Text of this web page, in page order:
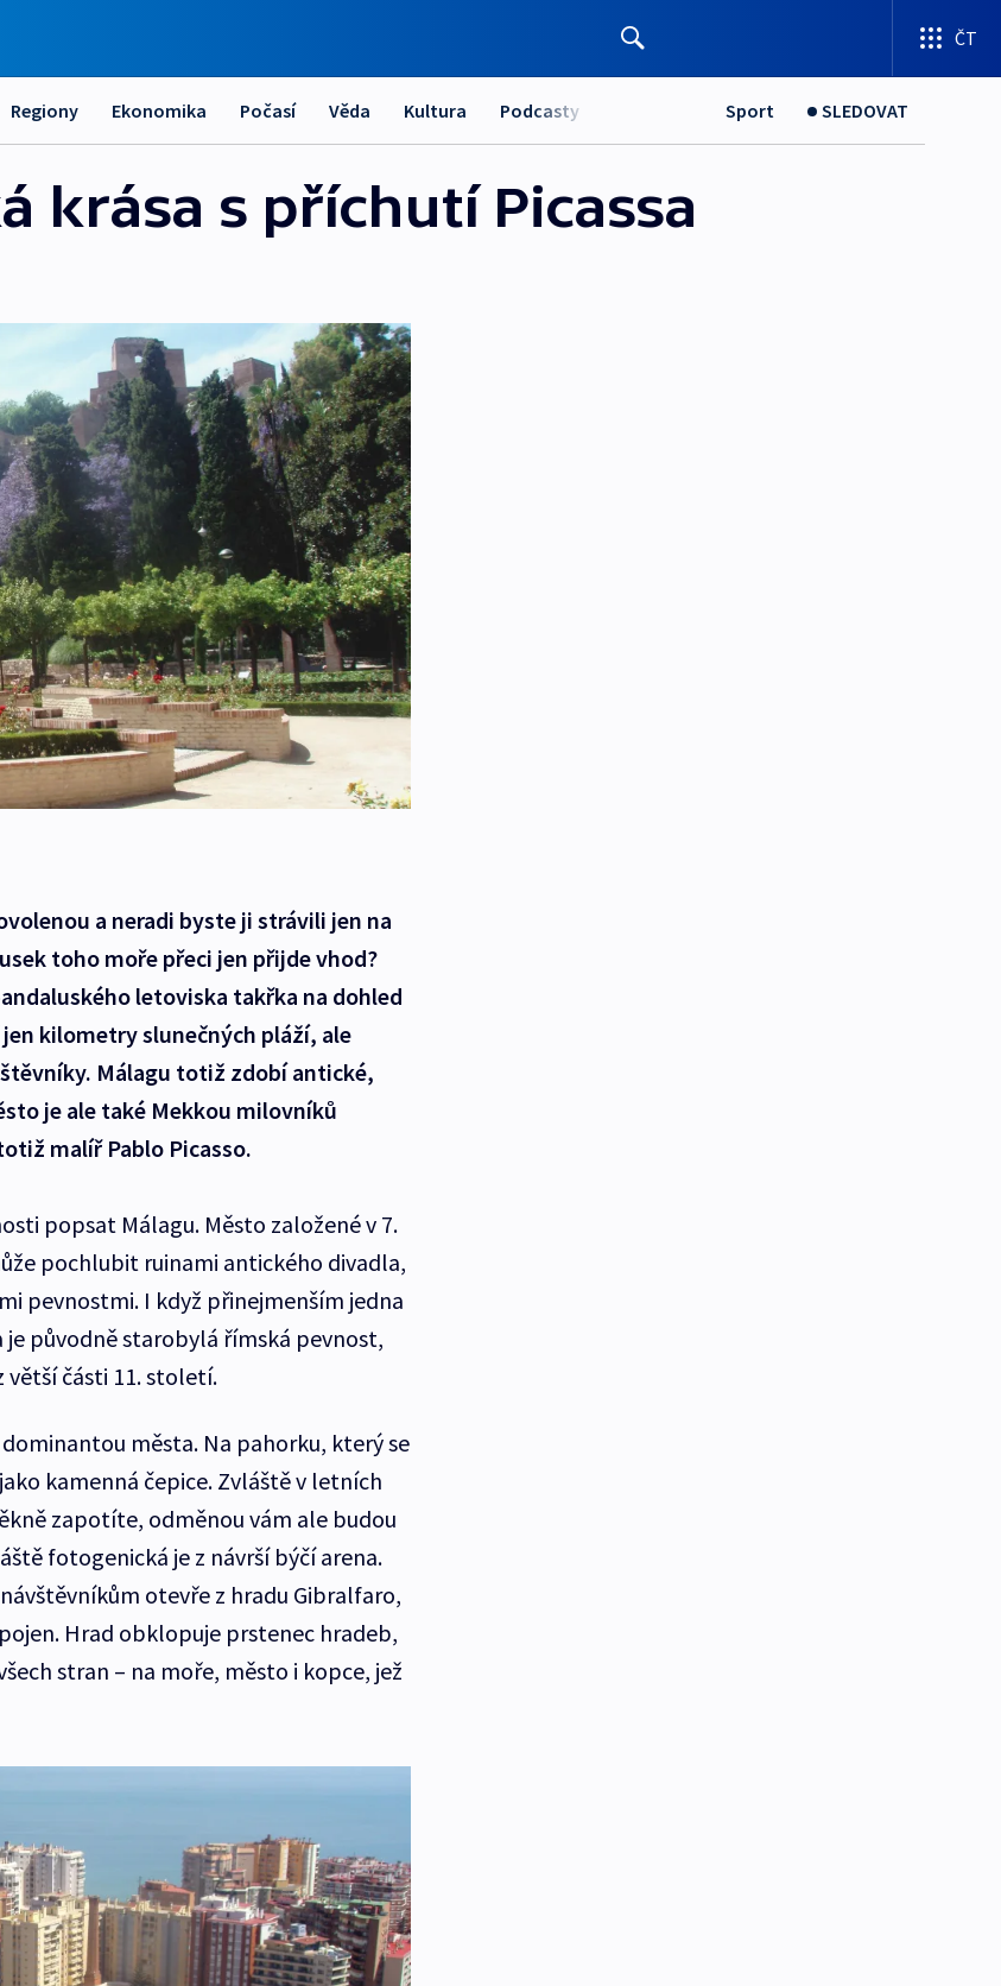
ČT
Regiony Ekonomika Počasí Věda Kultura Podcasty Sport SLEDOVAT
krása s příchutí Picassa
a neradi byste ji strávili jen na
toho moře přeci jen přijde vhod?
letoviska takřka na dohled
kilometry slunečných pláží, ale
Málagu totiž zdobí antické,
je ale také Mekkou milovníků
malíř Pablo Picasso.
popsat Málagu. Město založené v 7.
pochlubit ruinami antického divadla,
pevnostmi. I když přinejmenším jedna
je původně starobylá římská pevnost,
větší části 11. století.
města. Na pahorku, který se
kamenná čepice. Zvláště v letních
zapotíte, odměnou vám ale budou
fotogenická je z návrší býčí arena.
otevře z hradu Gibralfaro,
Hrad obklopuje prstenec hradeb,
stran – na moře, město i kopce, jež